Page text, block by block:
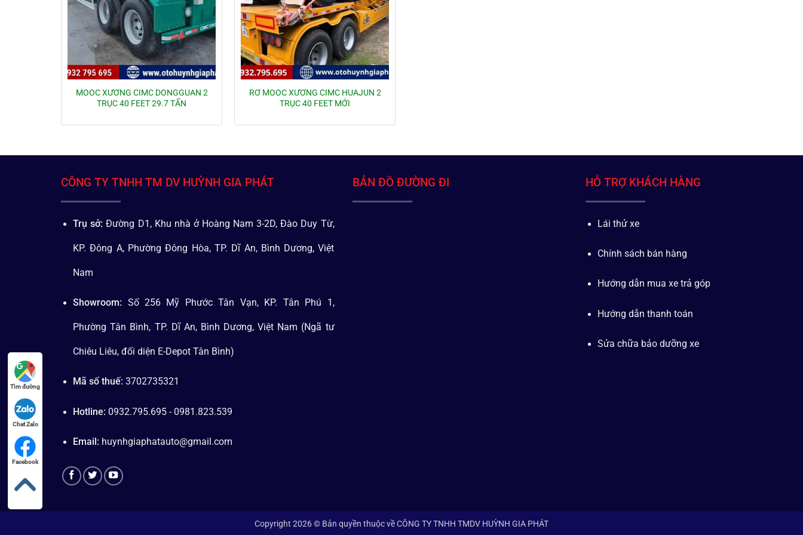
MOOC XƯƠNG CIMC DONGGUAN 2
TRỤC 40 FEET 29.7 TẤN
RƠ MOOC XƯƠNG CIMC HUAJUN 2
TRỤC 40 FEET MỚI
CÔNG TY TNHH TM DV HUỲNH GIA PHÁT
Trụ sở: Đường D1, Khu nhà ở Hoàng Nam 3-2D, Đào Duy Từ,
KP. Đông A, Phường Đông Hòa, TP. Dĩ An, Bình Dương, Việt
Nam
Showroom: Số 256 Mỹ Phước Tân Vạn, KP. Tân Phú 1,
Phường Tân Bình, TP. Dĩ An, Bình Dương, Việt Nam (Ngã tư
Chiêu Liêu, đối diện E-Depot Tân Bình)
Mã số thuế:3702735321
Hotline: 0932.795.695 - 0981.823.539
Email: huynhgiaphatauto@gmail.com
BẢN ĐỒ ĐƯỜNG ĐI HỖ TRỢ KHÁCH HÀNG
Lái thử xe
Chính sách bán hàng
Hướng dẫn mua xe trả góp
Hướng dẫn thanh toán
Sửa chữa bảo dưỡng xe
Copyright 2026 © Bản quyền thuộc về CÔNG TY TNHH TMDV HUỲNH GIA PHÁT
Tìm đường
Chat Zalo
Facebook